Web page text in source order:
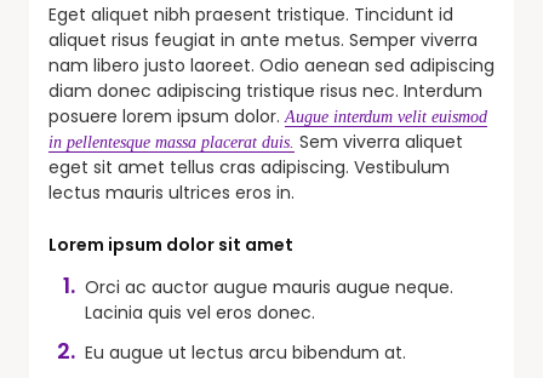
Eget aliquet nibh praesent tristique. Tincidunt id
aliquet risus feugiat in ante metus. Semper viverra
nam libero justo laoreet. Odio aenean sed adipiscing
diam donec adipiscing tristique risus nec. Interdum
posuere lorem ipsum dolor.Augue interdum velit euismod
in pellentesque massa placerat duis. Sem viverra aliquet
eget sit amet tellus cras adipiscing. Vestibulum
lectus mauris ultrices eros in.
Lorem ipsum dolor sit amet
Orci ac auctor augue mauris augue neque.
Lacinia quis vel eros donec.
Eu augue ut lectus arcu bibendum at.